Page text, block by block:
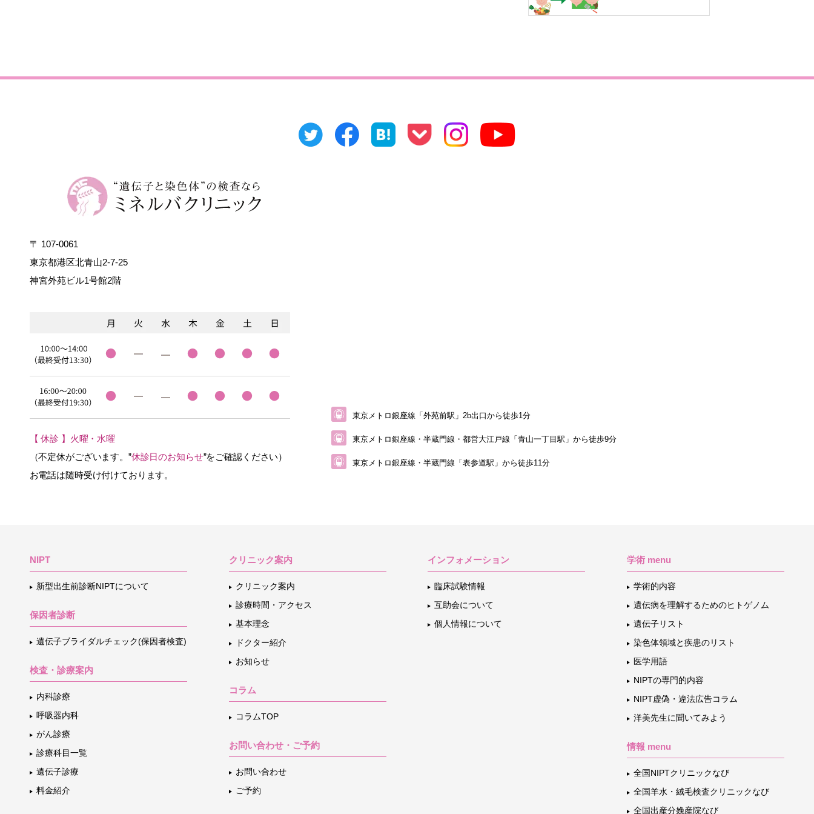
〒 107-0061
東京都港区北青山2-7-25
神宮外苑ビル1号館2階
【 休診 】火曜・水曜
（不定休がございます。”休診日のお知らせ”をご確認ください）
お電話は随時受け付けております。
東京メトロ銀座線「外苑前駅」2b出口から徒歩1分
東京メトロ銀座線・半蔵門線・都営大江戸線 「青山一丁目駅」から徒歩9分
東京メトロ銀座線・半蔵門線「表参道駅」から徒歩11分
NIPT
新型出生前診断NIPTについて
保因者診断
遺伝子ブライダルチェック(保因者検査)
検査・診療案内
内科診療
呼吸器内科
がん診療
診療科目一覧
遺伝子診療
料金紹介
クリニック案内
クリニック案内
診療時間・アクセス
基本理念
ドクター紹介
お知らせ
コラム
コラムTOP
お問い合わせ・ご予約
お問い合わせ
ご予約
インフォメーション
臨床試験情報
互助会について
個人情報について
学術 menu
学術的内容
遺伝病を理解するためのヒトゲノム
遺伝子リスト
染色体領域と疾患のリスト
医学用語
NIPTの専門的内容
NIPT虚偽・違法広告コラム
洋美先生に聞いてみよう
情報 menu
全国NIPTクリニックなび
全国羊水・絨毛検査クリニックなび
全国出産分娩産院なび